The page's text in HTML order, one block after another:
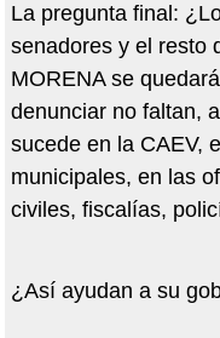
La pregunta final:
senadores y el resto
MORENA se
denunciar no faltan,
sucede en la CAEV,
municipales, en las
civiles, fiscalías,
¿Así ayudan a su